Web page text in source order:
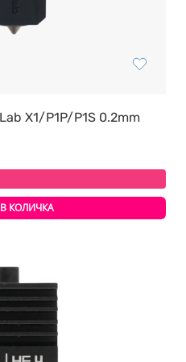
X1/P1P/P1S 0.2mm
КОЛИЧКА